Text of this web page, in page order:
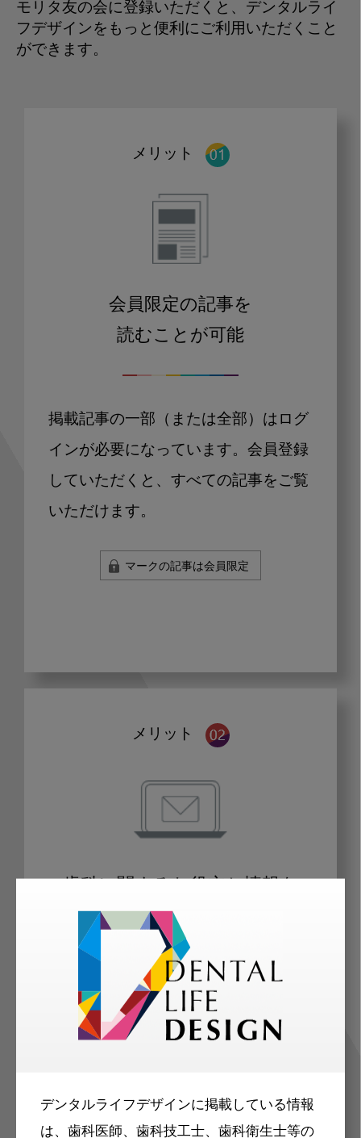
デンタルライフデザインに掲載している情報
は、歯科医師、歯科技工士、歯科衛生士等の
モリタ友の会に登録いただくと、デンタルライ
フデザインをもっと便利にご利用いただくこと
ができます。
メリット
会員限定の記事を
読むことが可能
掲載記事の一部（または全部）はログ
インが必要になっています。会員登録
していただくと、すべての記事をご覧
いただけます。
マークの記事は会員限定
メリット
メールマガジンでお届け
ご登録いただいた職種（歯科医師、歯
科衛生士、歯科技工士）に合わせた内